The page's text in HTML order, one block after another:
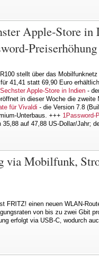
Apple-Store in
Preiserhöhung
stellt über das
41,41 statt 69,90 Euro
Sechster Apple-Store in Indien -
in dieser Woche die
für Vivaldi - die Version 7.8
Unterbaus. +++ 1Password-
auf 47,88 US-Dollar/Jahr;
via Mobilfunk,
FRITZ! einen neuen WLAN-
von bis zu zwei Gbit
erfolgt via USB-C, wodurch